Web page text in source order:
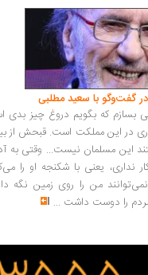
با سعید مطلبی
که بگویم دروغ چیز بدی است
مملکت است. قبحش از بین
مسلمان نیست... وقتی به آدمی که
یعنی با شکنجه او را
من را روی زمین نگه دارند،
دوست داشت ...